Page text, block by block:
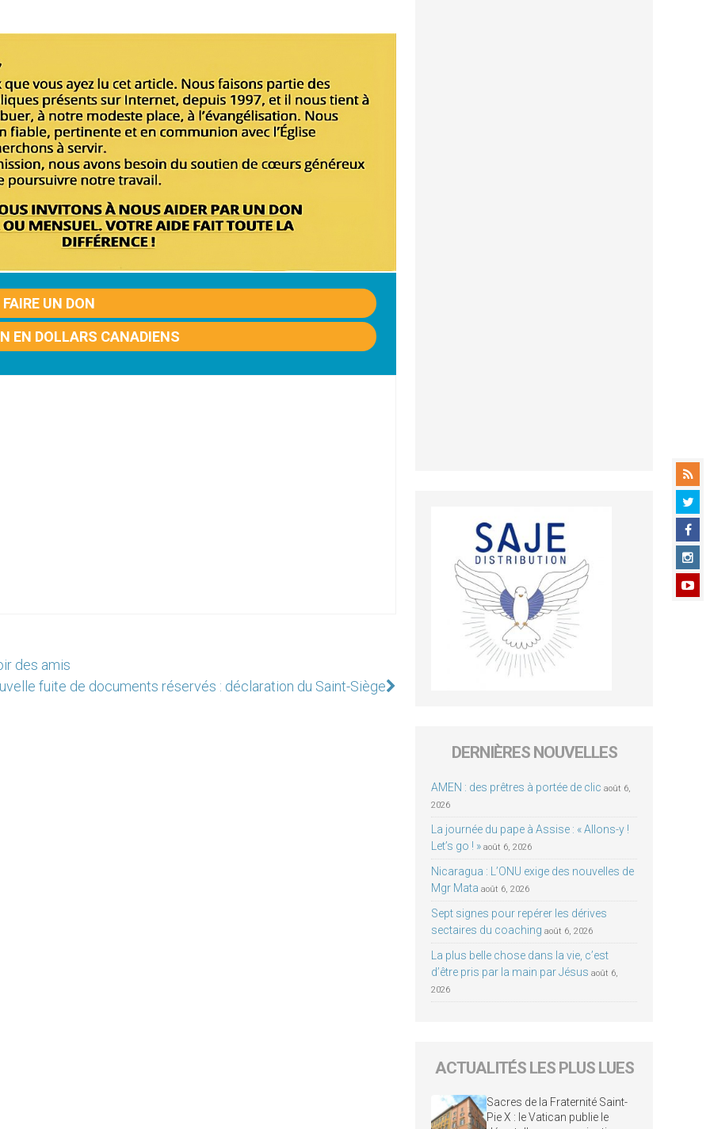
FAIRE UN DON
EN DOLLARS CANADIENS
des amis
fuite de documents réservés : déclaration du Saint-Siège
DERNIÈRES NOUVELLES
AMEN : des prêtres à portée de clic août 6,
2026
La journée du pape à Assise : « Allons-y !
Let’s go ! » août 6, 2026
Nicaragua : L’ONU exige des nouvelles de
Mgr Mata août 6, 2026
Sept signes pour repérer les dérives
sectaires du coaching août 6, 2026
La plus belle chose dans la vie, c’est
d’être pris par la main par Jésus août 6,
2026
ACTUALITÉS LES PLUS LUES
Sacres de la Fraternité Saint-
Pie X : le Vatican publie le